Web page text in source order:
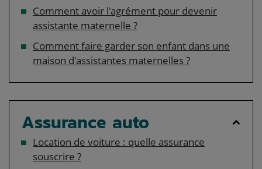
Comment avoir l'agrément pour devenir
assistante maternelle ?
Comment faire garder son enfant dans une
maison d'assistantes maternelles ?
Assurance auto
Location de voiture : quelle assurance
souscrire ?